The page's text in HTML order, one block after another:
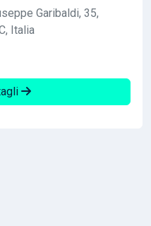
Garibaldi, 35,
Italia